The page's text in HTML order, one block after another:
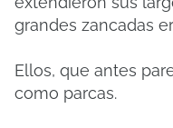
grandes zancadas
Ellos, que antes
como parcas.